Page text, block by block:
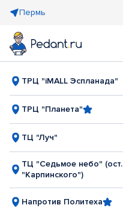
Пермь
ТРЦ "iMALL Эспланада"
ТРЦ "Планета"
ТЦ "Луч"
ТЦ "Седьмое небо" (ост.
"Карпинского")
Напротив Политеха